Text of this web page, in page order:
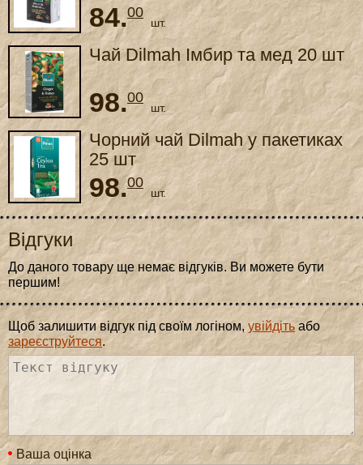
84.00
шт.
Чай Dilmah Імбир та мед 20 шт
98.00
шт.
Чорний чай Dilmah у пакетиках
25 шт
98.00
шт.
Відгуки
До даного товару ще немає відгуків. Ви можете бути
першим!
Щоб залишити відгук під своїм логіном, увійдіть або
зареєструйтеся.
Ваша оцінка